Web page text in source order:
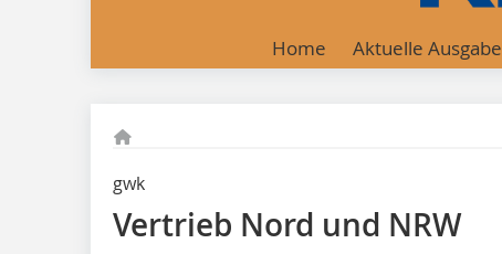
Home Aktuelle Ausgabe
gwk
Vertrieb Nord und NRW